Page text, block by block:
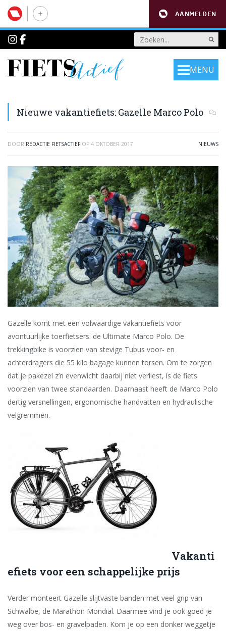
AANMELDEN
MENU
Nieuwe vakantiefiets: Gazelle Marco Polo
DOOR REDACTIE FIETSACTIEF OP 4 OKTOBER 2017 NIEUWS
Gazelle komt met een volwaardige vakantiefiets voor
avontuurlijke toerfietsers: de Ultimate Marco Polo. De
trekkingbike is voorzien van stevige Tubus voor- en
achterdragers die 55 kilo bagage kunnen torsen. Om te zorgen
dat je pakezel z’n evenwicht daarbij niet verliest, is de fiets
voorzien van twee standaarden. Daarnaast heeft de Marco Polo
dertig versnellingen, ergonomische handvatten en hydraulische
velgremmen.
Vakanti
efiets voor een schappelijke prijs
Verder monteert Gazelle slijtvaste banden met veel grip van
Schwalbe, de Marathon Mondial. Daarmee vind je ook goed je
weg over bos- en gravelpaden. Kom je op een donker weggetje